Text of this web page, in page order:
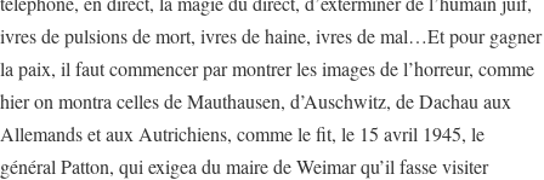
ivres de pulsions de mort, ivres de haine, ivres de mal…Et pour gagner
la paix, il faut commencer par montrer les images de l’horreur, comme
hier on montra celles de Mauthausen, d’Auschwitz, de Dachau aux
Allemands et aux Autrichiens, comme le fit, le 15 avril 1945, le
général Patton, qui exigea du maire de Weimar qu’il fasse visiter